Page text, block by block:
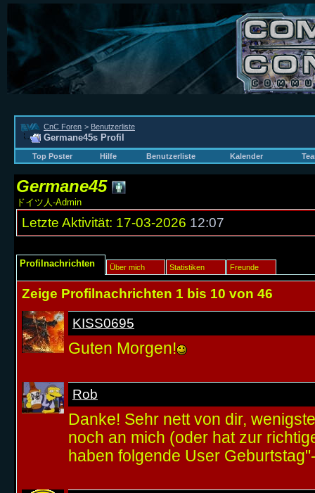
CnC Foren > Benutzerliste
Germane45s Profil
Top Poster Hilfe Benutzerliste Kalender
Germane45
ドイツ人-Admin
Letzte Aktivität: 17-03-2026 12:07
Profilnachrichten Über mich Statistiken Freunde
Zeige Profilnachrichten 1 bis 10 von 46
KISS0695
Guten Morgen!
Rob
Danke! Sehr nett von dir,
noch an mich (oder hat zur
haben folgende User